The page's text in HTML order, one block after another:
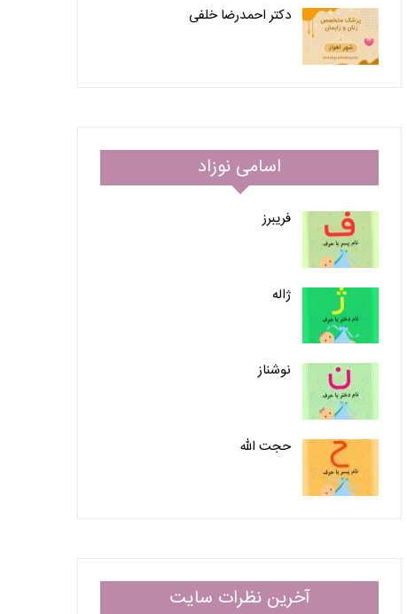
دکتر احمدرضا خلفی
اسامی نوزاد
فریبرز
ژاله
نوشناز
حجت الله
آخرین نظرات سایت